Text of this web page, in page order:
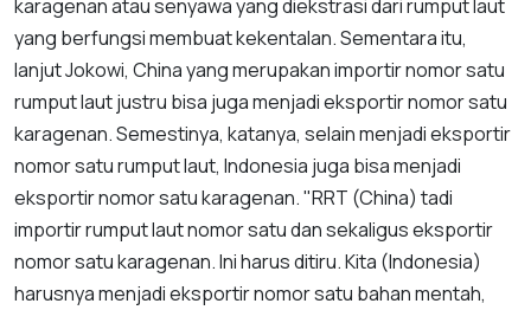
karagenan atau senyawa yang diekstrasi dari rumput laut
yang berfungsi membuat kekentalan. Sementara itu,
lanjut Jokowi, China yang merupakan importir nomor satu
rumput laut justru bisa juga menjadi eksportir nomor satu
karagenan. Semestinya, katanya, selain menjadi eksportir
nomor satu rumput laut, Indonesia juga bisa menjadi
eksportir nomor satu karagenan. "RRT (China) tadi
importir rumput laut nomor satu dan sekaligus eksportir
nomor satu karagenan. Ini harus ditiru. Kita (Indonesia)
harusnya menjadi eksportir nomor satu bahan mentah,